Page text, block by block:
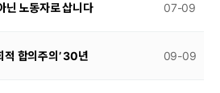
닌 노동자로 삽니다 07-09
적 합의주의’ 30년 09-09